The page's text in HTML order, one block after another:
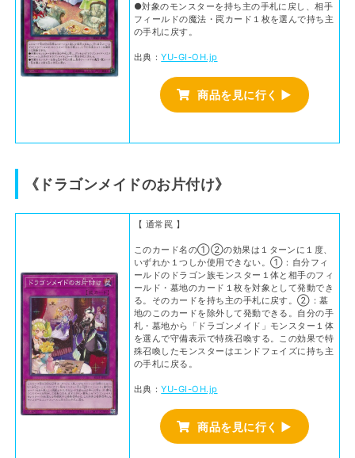
●対象のモンスターを持ち主の手札に戻し、相手
フィールドの魔法・罠カード１枚を選んで持ち主
の手札に戻す。
出典：YU-GI-OH.jp
商品を見に行く ▶
《ドラゴンメイドのお片付け》
【 通常罠 】
このカード名の①②の効果は１ターンに１度、
いずれか１つしか使用できない。①：自分フィ
ールドのドラゴン族モンスター１体と相手のフィ
ールド・墓地のカード１枚を対象として発動でき
る。そのカードを持ち主の手札に戻す。②：墓
地のこのカードを除外して発動できる。自分の手
札・墓地から「ドラゴンメイド」モンスター１体
を選んで守備表示で特殊召喚する。この効果で特
殊召喚したモンスターはエンドフェイズに持ち主
の手札に戻る。
出典：YU-GI-OH.jp
商品を見に行く ▶